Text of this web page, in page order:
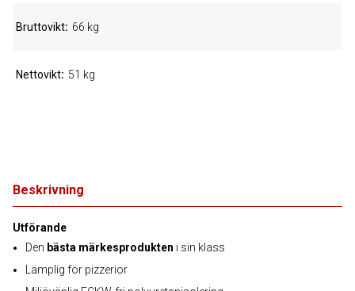
Beskrivning
Utförande
Den bästa märkesprodukten i sin klass
Lämplig för pizzerior
Bruttovikt 66 kg
Nettovikt 51 kg